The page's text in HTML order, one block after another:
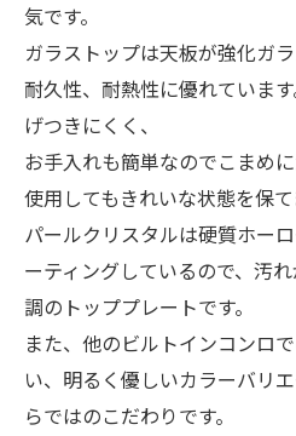
気です。
ガラストップは天板が強化ガ
耐久性、耐熱性に優れていま
げつきにくく、
お手入れも簡単なのでこまめ
使用してもきれいな状態を保て
パールクリスタルは硬質ホー
ーティングしているので、汚
調のトッププレートです。
また、他のビルトインコンロ
い、明るく優しいカラーバリ
らではのこだわりです。